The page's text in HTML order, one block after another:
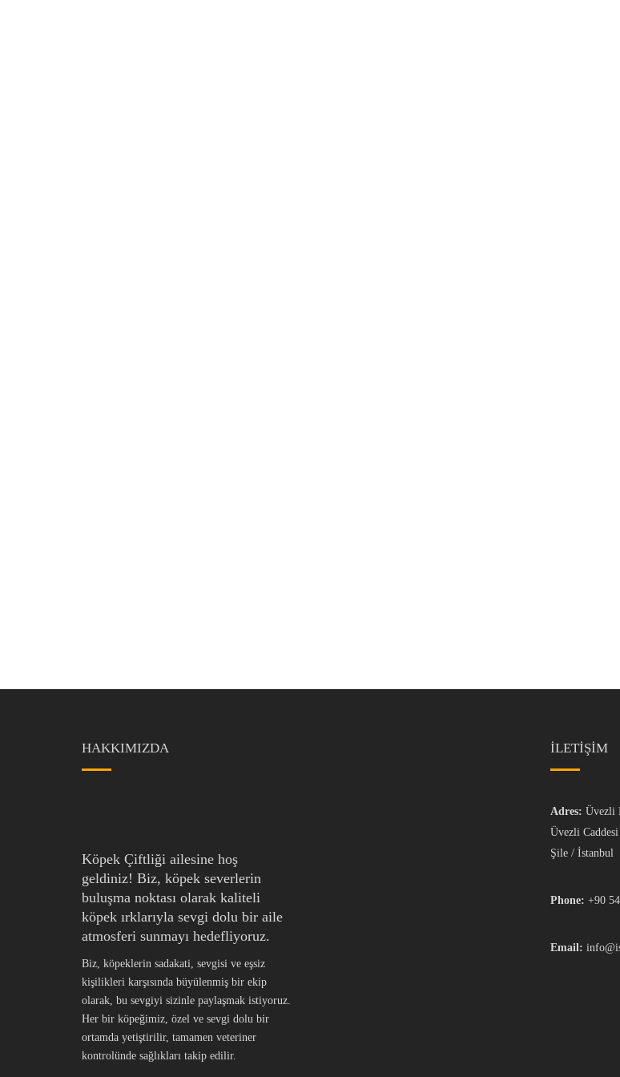
HAKKIMIZDA
Köpek Çiftliği ailesine hoş
geldiniz! Biz, köpek severlerin
buluşma noktası olarak kaliteli
köpek ırklarıyla sevgi dolu bir aile
atmosferi sunmayı hedefliyoruz.
Biz, köpeklerin sadakati, sevgisi ve eşsiz
kişilikleri karşısında büyülenmiş bir ekip
olarak, bu sevgiyi sizinle paylaşmak istiyoruz.
Her bir köpeğimiz, özel ve sevgi dolu bir
ortamda yetiştirilir, tamamen veteriner
kontrolünde sağlıkları takip edilir.
İLETİŞİM
Adres: Üvezli
Üvezli
Şile / İstanbul
Phone: +90
Email: